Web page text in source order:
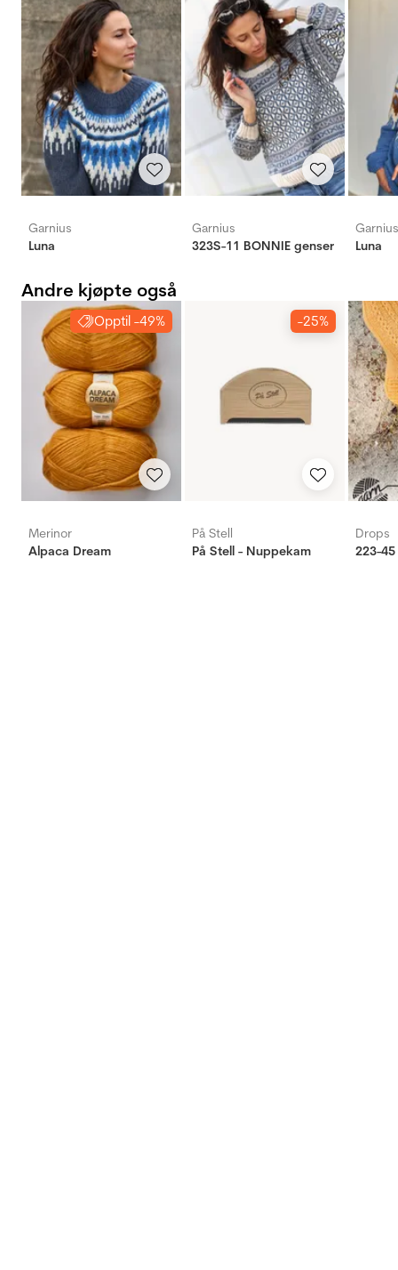
Garnius
Luna
Garnius
323S-11 BONNIE genser
Garnius
Luna
Andre kjøpte også
Opptil -49%
Merinor
Alpaca Dream
-25%
På Stell
På Stell - Nuppekam
Drops